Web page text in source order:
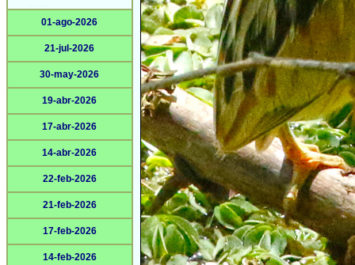
01-ago-2026
21-jul-2026
30-may-2026
19-abr-2026
17-abr-2026
14-abr-2026
22-feb-2026
21-feb-2026
17-feb-2026
14-feb-2026